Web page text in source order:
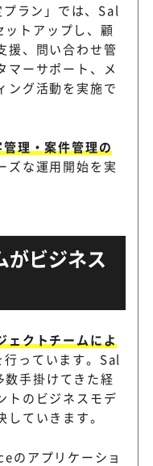
ラン」では、Sal
トアップし、顧
援、問い合わせ管
マーサポート、メ
ング活動を実施で
理・案件管理の
ズな運用開始を実
がビジネス
ェクトチームによ
行っています。Sal
手掛けてきた経
トのビジネスモデ
ていきます。
のアプリケーショ